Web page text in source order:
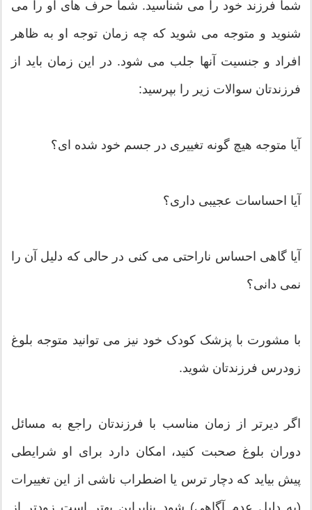
شما فرزند خود را می شناسید. شما حرف های او را می
شنوید و متوجه می شوید که چه زمان توجه او به ظاهر
افراد و جنسیت آنها جلب می شود. در این زمان باید از
فرزندتان سوالات زیر را بپرسید:
آیا متوجه هیچ گونه تغییری در جسم خود شده ای؟
آیا احساسات عجیبی داری؟
آیا گاهی احساس ناراحتی می کنی در حالی که دلیل آن را
نمی دانی؟
با مشورت با پزشک کودک خود نیز می توانید متوجه بلوغ
زودرس فرزندتان شوید.
اگر دیرتر از زمان مناسب با فرزندتان راجع به مسائل
دوران بلوغ صحبت کنید، امکان دارد برای او شرایطی
پیش بیاید که دچار ترس یا اضطراب ناشی از این تغییرات
(به دلیل عدم آگاهی) شود بنابراین بهتر است زودتر از